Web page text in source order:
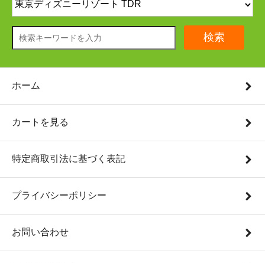
検索
ホーム
カートを見る
特定商取引法に基づく表記
プライバシーポリシー
お問い合わせ